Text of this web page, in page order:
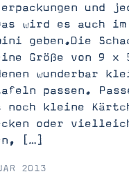
und
wird es auch im
geben.Die
Größe von 9
wunderbar
passen.
kleine
oder
[…]
2013